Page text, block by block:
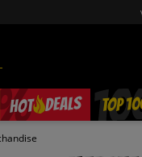
HOT DEALS TOP